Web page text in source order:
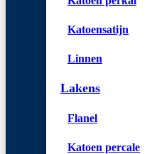
Katoensatijn
Linnen
Lakens
Flanel
Katoen percale